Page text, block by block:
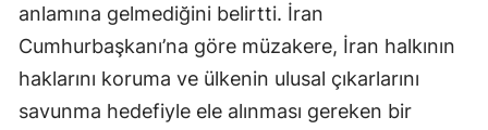
anlamına gelmediğini belirtti. İran
Cumhurbaşkanı’na göre müzakere, İran halkının
haklarını koruma ve ülkenin ulusal çıkarlarını
savunma hedefiyle ele alınması gereken bir